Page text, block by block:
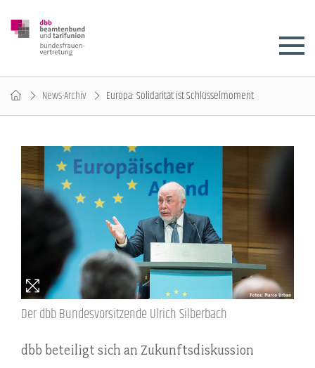
News-Archiv Europa: Solidarität ist Schlüsselmoment
Der dbb Bundesvorsitzende Ulrich Silberbach
dbb beteiligt sich an Zukunftsdiskussion